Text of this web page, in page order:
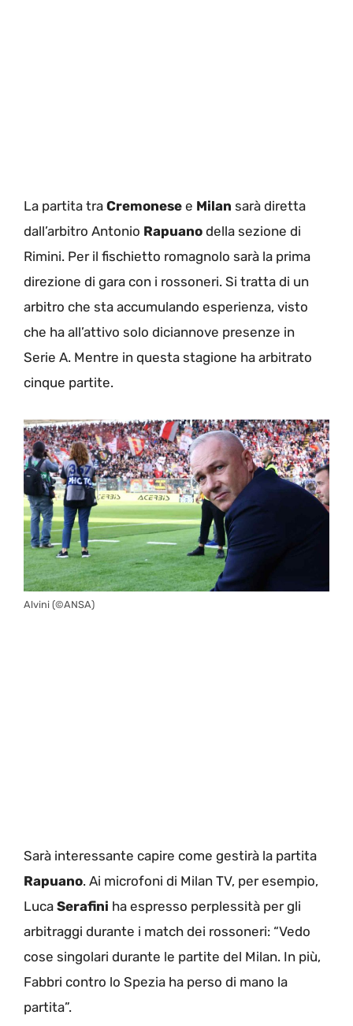
La partita tra Cremonese e Milan sarà diretta
dall’arbitro Antonio Rapuano della sezione di
Rimini. Per il fischietto romagnolo sarà la prima
direzione di gara con i rossoneri. Si tratta di un
arbitro che sta accumulando esperienza, visto
che ha all’attivo solo diciannove presenze in
Serie A. Mentre in questa stagione ha arbitrato
cinque partite.
Alvini (©ANSA)
Sarà interessante capire come gestirà la partita
Rapuano. Ai microfoni di Milan TV, per esempio,
Luca Serafini ha espresso perplessità per gli
arbitraggi durante i match dei rossoneri: “Vedo
cose singolari durante le partite del Milan. In più,
Fabbri contro lo Spezia ha perso di mano la
partita”.